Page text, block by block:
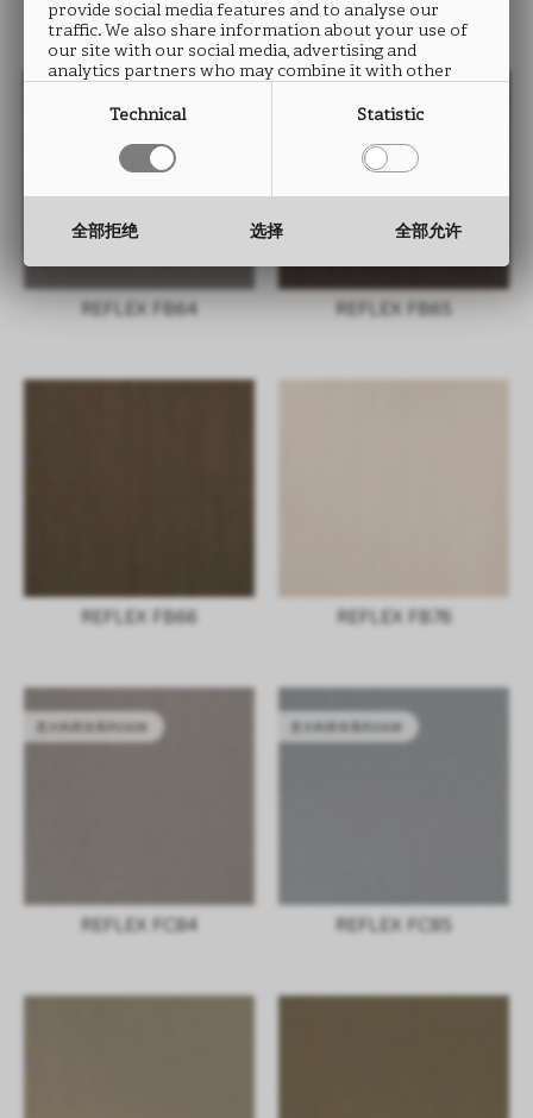
REFLEX FB64 REFLEX FB65
REFLEX FB66 REFLEX FB76
REFLEX FC84 REFLEX FC85
provide social media features and to analyse our
traffic. We also share information about your use of
our site with our social media, advertising and
analytics partners who may combine it with other
they have collected from your use of their services.
Technical Statistic
全部拒绝 选择 全部允许